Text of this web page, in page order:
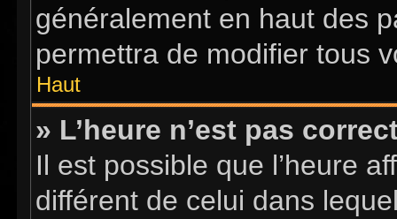
généralement en haut des
permettra de modifier tous
Haut
» L’heure n’est pas
Il est possible que l’heure
différent de celui dans